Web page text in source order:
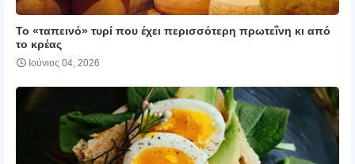
Το «ταπεινό» τυρί που έχει περισσότερη πρωτεΐνη κι από
το κρέας
Ιούνιος 04, 2026